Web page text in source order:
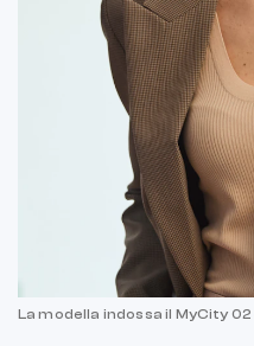
La modella indossa il MyCity